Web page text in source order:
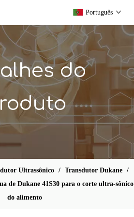
Português
do
Ultrassônico / Transdutor Dukane /
de Dukane 41S30 para o corte ultra-sônico
do alimento
Rinco C20 Conversor de soldagem ultrassônica com dois conectores LEMO 90 °